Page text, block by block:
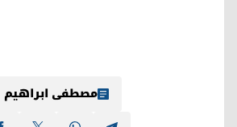
مصطفی ابراهیم